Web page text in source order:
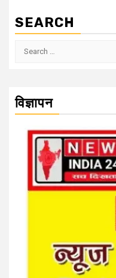
SEARCH
Search
विज्ञापन